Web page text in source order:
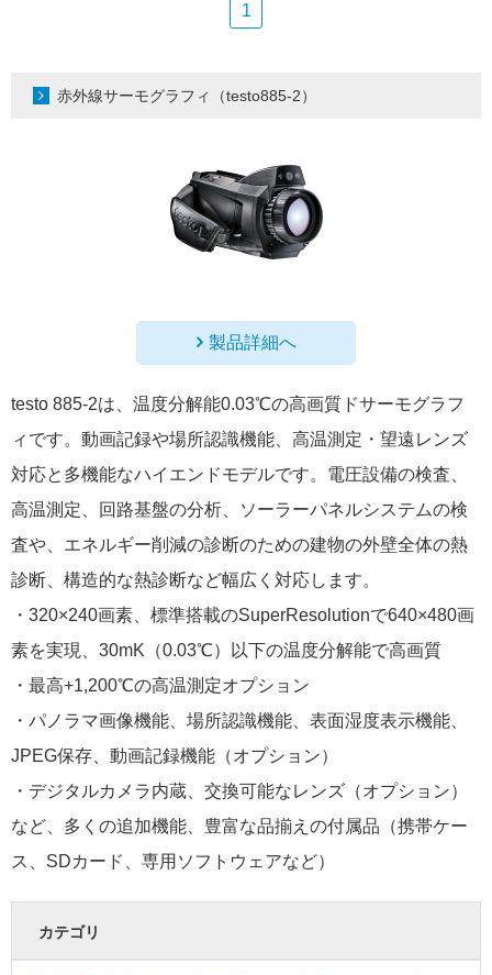
1
赤外線サーモグラフィ（testo885-2）
製品詳細へ
testo 885-2は、温度分解能0.03℃の高画質ドサーモグラフ
ィです。動画記録や場所認識機能、高温測定・望遠レンズ
対応と多機能なハイエンドモデルです。電圧設備の検査、
高温測定、回路基盤の分析、ソーラーパネルシステムの検
査や、エネルギー削減の診断のための建物の外壁全体の熱
診断、構造的な熱診断など幅広く対応します。
・320×240画素、標準搭載のSuperResolutionで640×480画
素を実現、30mK（0.03℃）以下の温度分解能で高画質
・最高+1,200℃の高温測定オプション
・パノラマ画像機能、場所認識機能、表面湿度表示機能、
JPEG保存、動画記録機能（オプション）
・デジタルカメラ内蔵、交換可能なレンズ（オプション）
など、多くの追加機能、豊富な品揃えの付属品（携帯ケー
ス、SDカード、専用ソフトウェアなど）
カテゴリ